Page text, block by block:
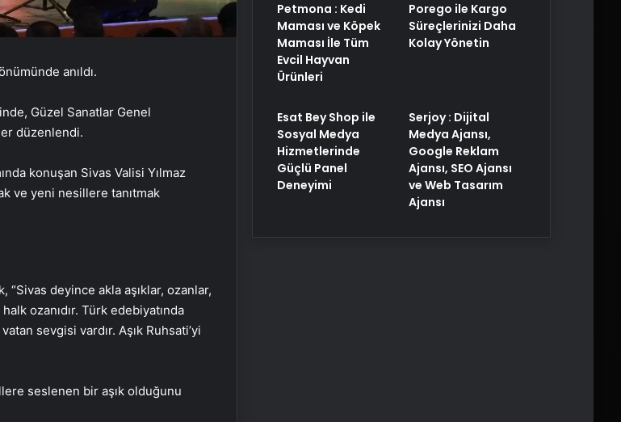
anıldı.
Güzel Sanatlar Genel
düzenlendi.
konuşan Sivas Valisi Yılmaz
ve yeni nesillere tanıtmak
deyince akla aşıklar, ozanlar,
ozanıdır. Türk edebiyatında
sevgisi vardır. Aşık Ruhsati’yi
seslenen bir aşık olduğunu
Petmona : Kedi
Maması ve Köpek
Maması İle Tüm
Evcil Hayvan
Ürünleri
Porego ile Kargo
Süreçlerinizi Daha
Kolay Yönetin
Esat Bey Shop ile
Sosyal Medya
Hizmetlerinde
Güçlü Panel
Deneyimi
Serjoy : Dijital
Medya Ajansı,
Google Reklam
Ajansı, SEO Ajansı
ve Web Tasarım
Ajansı